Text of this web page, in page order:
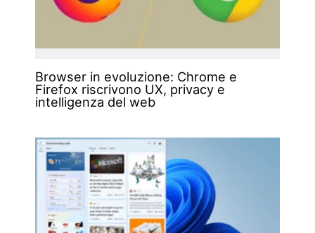
Browser in evoluzione: Chrome e
Firefox riscrivono UX, privacy e
intelligenza del web